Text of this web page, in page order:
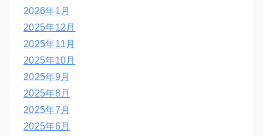
2026年1月
2025年12月
2025年11月
2025年10月
2025年9月
2025年8月
2025年7月
2025年6月